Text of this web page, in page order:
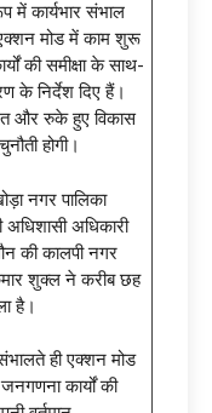
में कार्यभार संभाल
मोड में काम शुरू
की समीक्षा के साथ-
के निर्देश दिए हैं।
और रुके हुए विकास
होगी।
नगर पालिका
अधिकारी
की कालपी नगर
शुक्ल ने करीब छह
है।
ही एक्शन मोड
कार्यों की